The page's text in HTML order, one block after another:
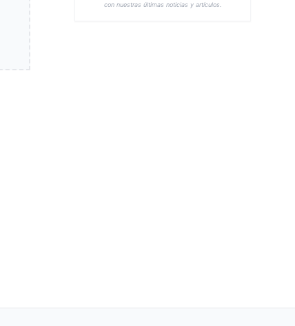
con nuestras últimas noticias y artículos.